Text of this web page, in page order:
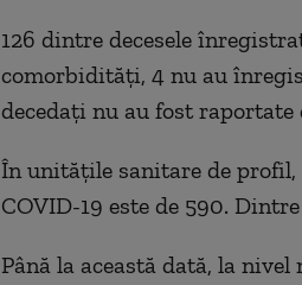
126 dintre decesele
comorbidități, 4 nu au
decedați nu au fost
În unitățile sanitare de
COVID-19 este de 590.
Până la această dată, la